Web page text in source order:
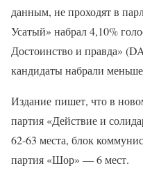
данным, не проходят в
Усатый» набрал 4,10%
Достоинство и правда»
кандидаты набрали
Издание пишет, что в
партия «Действие и
62-63 места, блок
партия «Шор» — 6 мест.